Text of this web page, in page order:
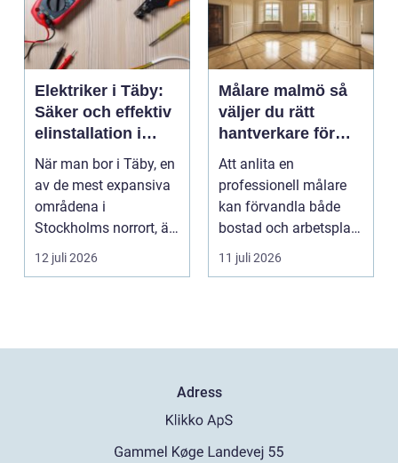
Elektriker i Täby:
Säker och effektiv
elinstallation i
norrort
När man bor i Täby, en
av de mest expansiva
områdena i
Stockholms norrort, är
b...
12 juli 2026
Målare malmö så
väljer du rätt
hantverkare för
hem och företag
Att anlita en
professionell målare
kan förvandla både
bostad och arbetsplats
på kort tid. Färger, yt...
11 juli 2026
Adress